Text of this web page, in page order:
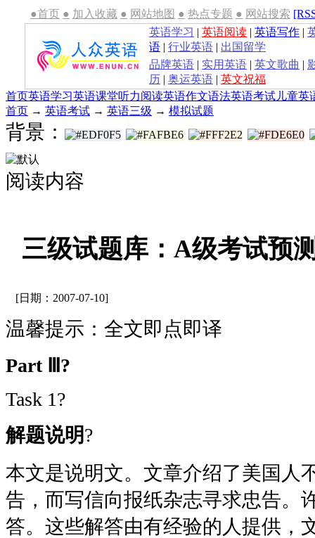
●首页 ● 加入收藏 ● 网站地图 ● 热点专题 ● 网站搜索
英语学习 | 英语阅读 | 英语写作 |
语 | 行业英语 | 出国留学
品牌英语 | 实用英语 | 英文歌曲 |
历 | 奥运英语 | 英文祝福
首页英语学习英语课堂听力阅读英语作文语法英语考试 儿童英
首页 → 英语考试 → 英语三级 → 模拟试题
背景：
阅读内容
三级试题库：A级考试预
[日期：2007-07-10]
温馨提示：全文即点即译
Part
Ⅲ?
Task 1?
解题说明?
本文是说明文。文章介绍了美国人
告，而写信向报纸杂志寻求忠告。
答。这些解答由有经验的人提供，